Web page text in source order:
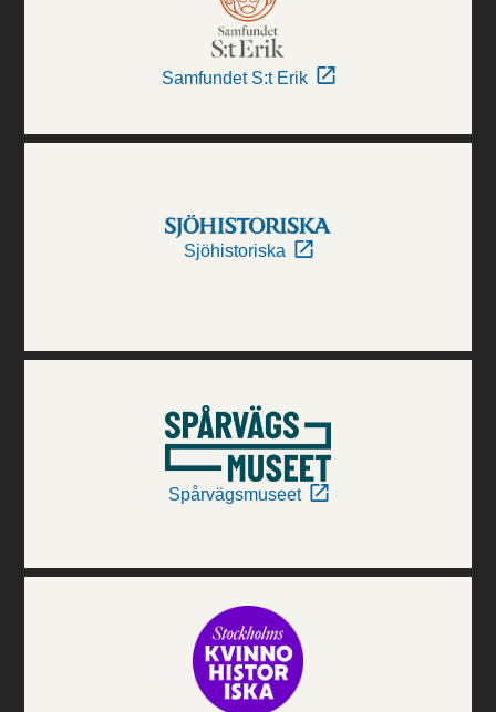
Samfundet S:t Erik
Sjöhistoriska
Spårvägsmuseet